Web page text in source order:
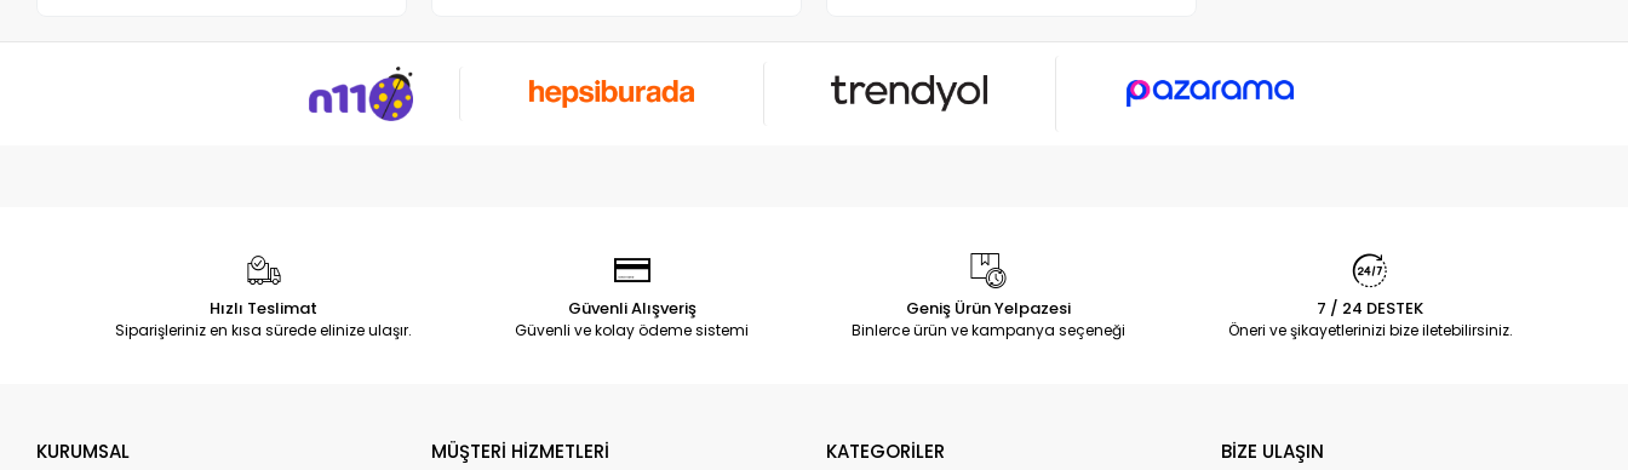
Hızlı Teslimat
Siparişleriniz en kısa sürede elinize ulaşır.
Güvenli Alışveriş
Güvenli ve kolay ödeme sistemi
Geniş Ürün Yelpazesi
Binlerce ürün ve kampanya seçeneği
7 / 24 DESTEK
Öneri ve şikayetlerinizi bize iletebilirsiniz.
KURUMSAL MÜŞTERİ HİZMETLERİ KATEGORİLER BİZE ULAŞIN